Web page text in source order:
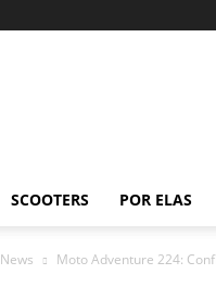
SCOOTERS POR ELAS
News Moto Adventure 224: